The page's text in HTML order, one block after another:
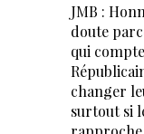
JMB :
doute
qui
changer
surtout si